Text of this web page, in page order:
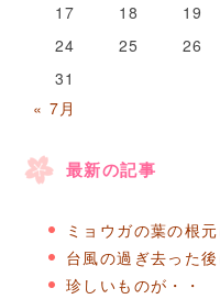
« 7月
17
18 19
24
25 26
31
最新の記事
ミョウガの葉の根
台風の過ぎ去った後
珍しいものが・・